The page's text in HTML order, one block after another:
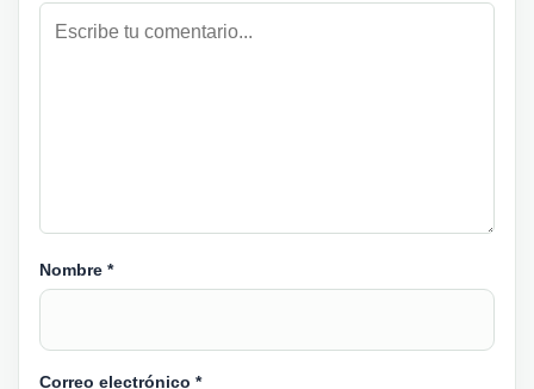
Nombre *
Correo electrónico *